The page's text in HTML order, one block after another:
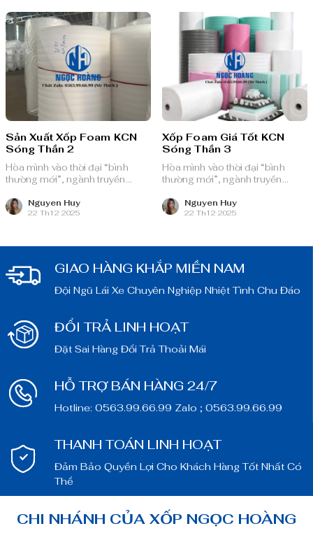
Sản Xuất Xốp Foam KCN
Sóng Thần 2
Hòa mình vào thời đại “bình
thường mới”, ngành truyền
nguồn lực dồi dào và chiến lược
bài bản, sẵn sàng ghi danh trên
Nguyen Huy
22 Th12 2025
Xốp Foam Giá Tốt KCN
Sóng Thần 3
Hòa mình vào thời đại “bình
thường mới”, ngành truyền
nguồn lực dồi dào và chiến lược
bài bản, sẵn sàng ghi danh trên
Nguyen Huy
22 Th12 2025
GIAO HÀNG KHẮP MIỀN NAM
Đội Ngũ Lái Xe Chuyên Nghiệp Nhiệt Tình Chu Đáo
ĐỔI TRẢ LINH HOẠT
Đặt Sai Hàng Đổi Trả Thoải Mái
HỖ TRỢ BÁN HÀNG 24/7
Hotline: 0563.99.66.99 Zalo ; 0563.99.66.99
THANH TOÁN LINH HOẠT
Đảm Bảo Quyền Lợi Cho Khách Hàng Tốt Nhất Có
Thể
CHI NHÁNH CỦA XỐP NGỌC HOÀNG